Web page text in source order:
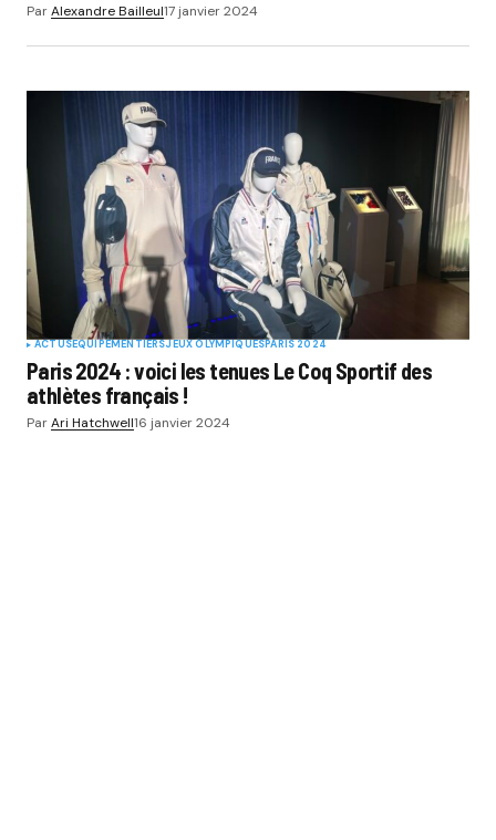
ParAlexandre Bailleul17 janvier 2024
ACTUSEQUIPEMENTIERSJEUX OLYMPIQUESPARIS 2024
Paris 2024 : voici les tenues Le Coq Sportif des
athlètes français !
ParAri Hatchwell16 janvier 2024